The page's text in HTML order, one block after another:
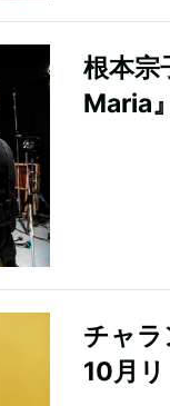
根本
Maria
チャ
10月